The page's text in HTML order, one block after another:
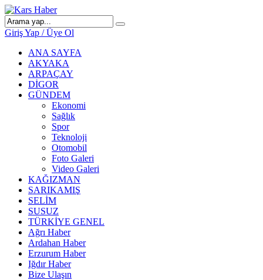
Giriş Yap / Üye Ol
ANA SAYFA
AKYAKA
ARPAÇAY
DİGOR
GÜNDEM
Ekonomi
Sağlık
Spor
Teknoloji
Otomobil
Foto Galeri
Video Galeri
KAĞIZMAN
SARIKAMIŞ
SELİM
SUSUZ
TÜRKİYE GENEL
Ağrı Haber
Ardahan Haber
Erzurum Haber
Iğdır Haber
Bize Ulaşın